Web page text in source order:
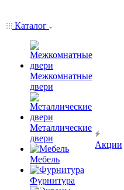
Каталог
Межкомнатные
двери
Металлические
двери
Мебель
Фурнитура
Акции